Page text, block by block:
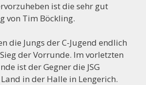
ist die sehr gut
von Tim Böckling.
die Jungs der C-Jugend endlich
der Vorrunde. Im vorletzten
ist der Gegner die JSG
in der Halle in Lengerich.